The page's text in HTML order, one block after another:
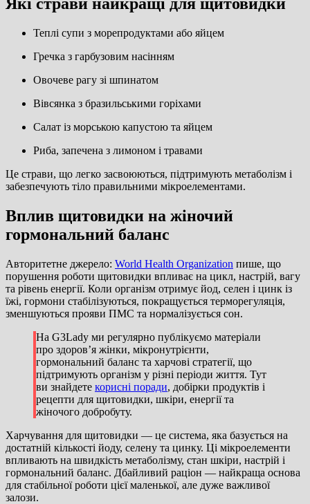
Теплі супи з морепродуктами або яйцем
Гречка з гарбузовим насінням
Овочеве рагу зі шпинатом
Вівсянка з бразильськими горіхами
Салат із морською капустою та яйцем
Риба, запечена з лимоном і травами
Це страви, що легко засвоюються, підтримують метаболізм і
забезпечують тіло правильними мікроелементами.
Вплив щитовидки на жіночий
гормональний баланс
Авторитетне джерело: World Health Organization пише, що
порушення роботи щитовидки впливає на цикл, настрій, вагу
та рівень енергії. Коли організм отримує йод, селен і цинк із
їжі, гормони стабілізуються, покращується терморегуляція,
зменшуються прояви ПМС та нормалізується сон.
На G3Lady ми регулярно публікуємо матеріали
про здоров’я жінки, мікронутрієнти,
гормональний баланс та харчові стратегії, що
підтримують організм у різні періоди життя. Тут
ви знайдете корисні поради, добірки продуктів і
рецепти для щитовидки, шкіри, енергії та
жіночого добробуту.
Харчування для щитовидки — це система, яка базується на
достатній кількості йоду, селену та цинку. Ці мікроелементи
впливають на швидкість метаболізму, стан шкіри, настрій і
гормональний баланс. Дбайливий раціон — найкраща основа
для стабільної роботи цієї маленької, але дуже важливої
залози.